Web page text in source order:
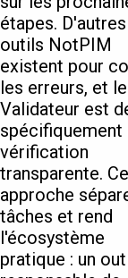
étapes. D'autres
outils NotPIM
existent pour
les erreurs, et le
Validateur est
spécifiquement
vérification
transparente.
approche
tâches et rend
l'écosystème
pratique : un